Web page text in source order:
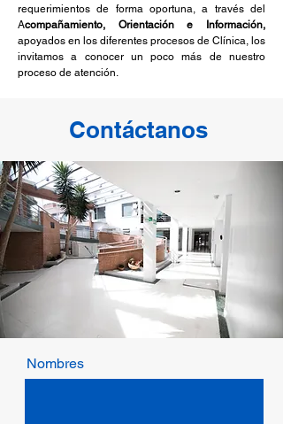
requerimientos de forma oportuna, a través del
Acompañamiento, Orientación e Información,
apoyados en los diferentes procesos de Clínica, los
invitamos a conocer un poco más de nuestro
proceso de atención.
Contáctanos
Nombres